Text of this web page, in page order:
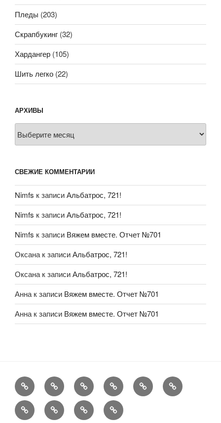
Пледы (203)
Скрапбукинг (32)
Хардангер (105)
Шить легко (22)
АРХИВЫ
СВЕЖИЕ КОММЕНТАРИИ
Nimfs к записиАльбатрос, 721!
Nimfs к записиАльбатрос, 721!
Nimfs к записи Вяжем вместе. Отчет №701
Оксанак записиАльбатрос, 721!
Оксанак записиАльбатрос, 721!
Аннак записи Вяжем вместе. Отчет №701
Аннак записи Вяжем вместе. Отчет №701
FAQ Рукоделие
А
еще
Мы КонкурсыОбменник
ХвастаемсяСтатьи Aukara
Shop
User
Profile